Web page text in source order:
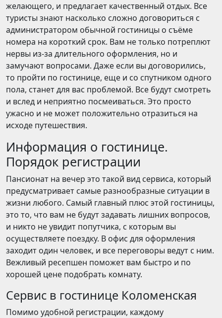
желающего, и предлагает качественный отдых. Все
туристы знают насколько сложно договориться с
администратором обычной гостиницы о съёме
номера на короткий срок. Вам не только потреплют
нервы из-за длительного оформления, но и
замучают вопросами. Даже если вы договорились,
то пройти по гостинице, еще и со спутником одного
пола, станет для вас проблемой. Все будут смотреть
и вслед и неприятно посмеиваться. Это просто
ужасно и не может положительно отразиться на
исходе путешествия.
Информация о гостинице.
Порядок регистрации
Пансионат на вечер это такой вид сервиса, который
предусматривает самые разнообразные ситуации в
жизни любого. Самый главный плюс этой гостиницы,
это то, что вам не будут задавать лишних вопросов,
и никто не увидит попутчика, с которым вы
осуществляете поездку. В офис для оформления
заходит один человек, и все переговоры ведут с ним.
Вежливый ресепшен поможет вам быстро и по
хорошей цене подобрать комнату.
Сервис в гостинице Коломенская
Помимо удобной регистрации, каждому